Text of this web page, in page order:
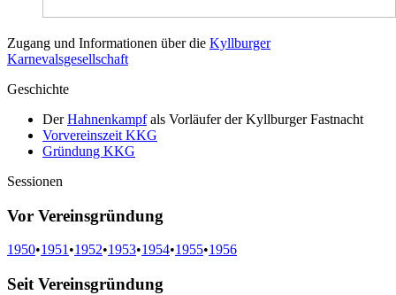
Zugang und Informationen über die Kyllburger
Karnevalsgesellschaft
Geschichte
DerHahnenkampfals Vorläufer der Kyllburger Fastnacht
Vorvereinszeit KKG
Gründung KKG
Sessionen
Vor Vereinsgründung
1950•1951 •1952•1953•1954•1955•1956
Seit Vereinsgründung